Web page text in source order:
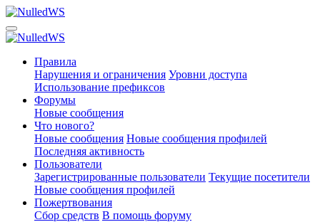
Правила
Нарушения и ограничения Уровни доступа
Использование префиксов
Форумы
Новые сообщения
Что нового?
Новые сообщения Новые сообщения профилей
Последняя активность
Пользователи
Зарегистрированные пользователи Текущие посетители
Новые сообщения профилей
Пожертвования
Сбор средств В помощь форуму